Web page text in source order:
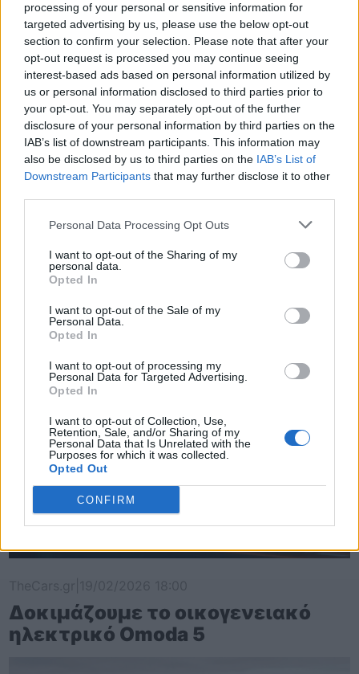
processing of your personal or sensitive information for
targeted advertising by us, please use the below opt-out
section to confirm your selection. Please note that after your
opt-out request is processed you may continue seeing
interest-based ads based on personal information utilized by
us or personal information disclosed to third parties prior to
your opt-out. You may separately opt-out of the further
disclosure of your personal information by third parties on the
IAB’s list of downstream participants. This information may
also be disclosed by us to third parties on the IAB’s List of
Downstream Participants that may further disclose it to other
Personal Data Processing Opt Outs
I want to opt-out of the Sharing of my
personal data.
Opted In
I want to opt-out of the Sale of my
Personal Data.
Opted In
I want to opt-out of processing my
Personal Data for Targeted Advertising.
Opted In
I want to opt-out of Collection, Use,
Retention, Sale, and/or Sharing of my
Personal Data that Is Unrelated with the
Purposes for which it was collected.
Opted Out
CONFIRM
Οδήγηση
Δείτε επίσης
Δοκιμάζουμε το οικογενειακό
ηλεκτρικό Omoda 5